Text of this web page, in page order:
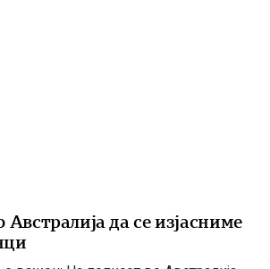
да се изјасниме